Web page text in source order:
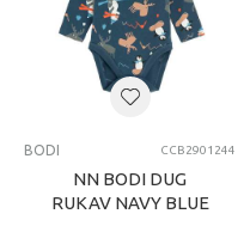
BODI CCB2901244
NN BODI DUG
RUKAV NAVY BLUE